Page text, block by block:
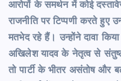
आरोपों के समर्थन में कोई
राजनीति पर टिप्पणी करते हुए
मतभेद रहे हैं। उन्होंने दावा
अखिलेश यादव के नेतृत्व से संतुष्ट
तो पार्टी के भीतर असंतोष और